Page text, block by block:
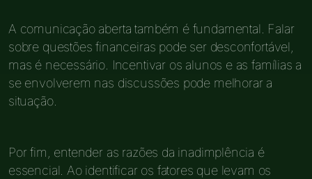
A comunicação aberta também é fundamental. Falar
sobre questões financeiras pode ser desconfortável,
mas é necessário. Incentivar os alunos e as famílias a
se envolverem nas discussões pode melhorar a
situação.
Por fim, entender as razões da inadimplência é
essencial. Ao identificar os fatores que levam os